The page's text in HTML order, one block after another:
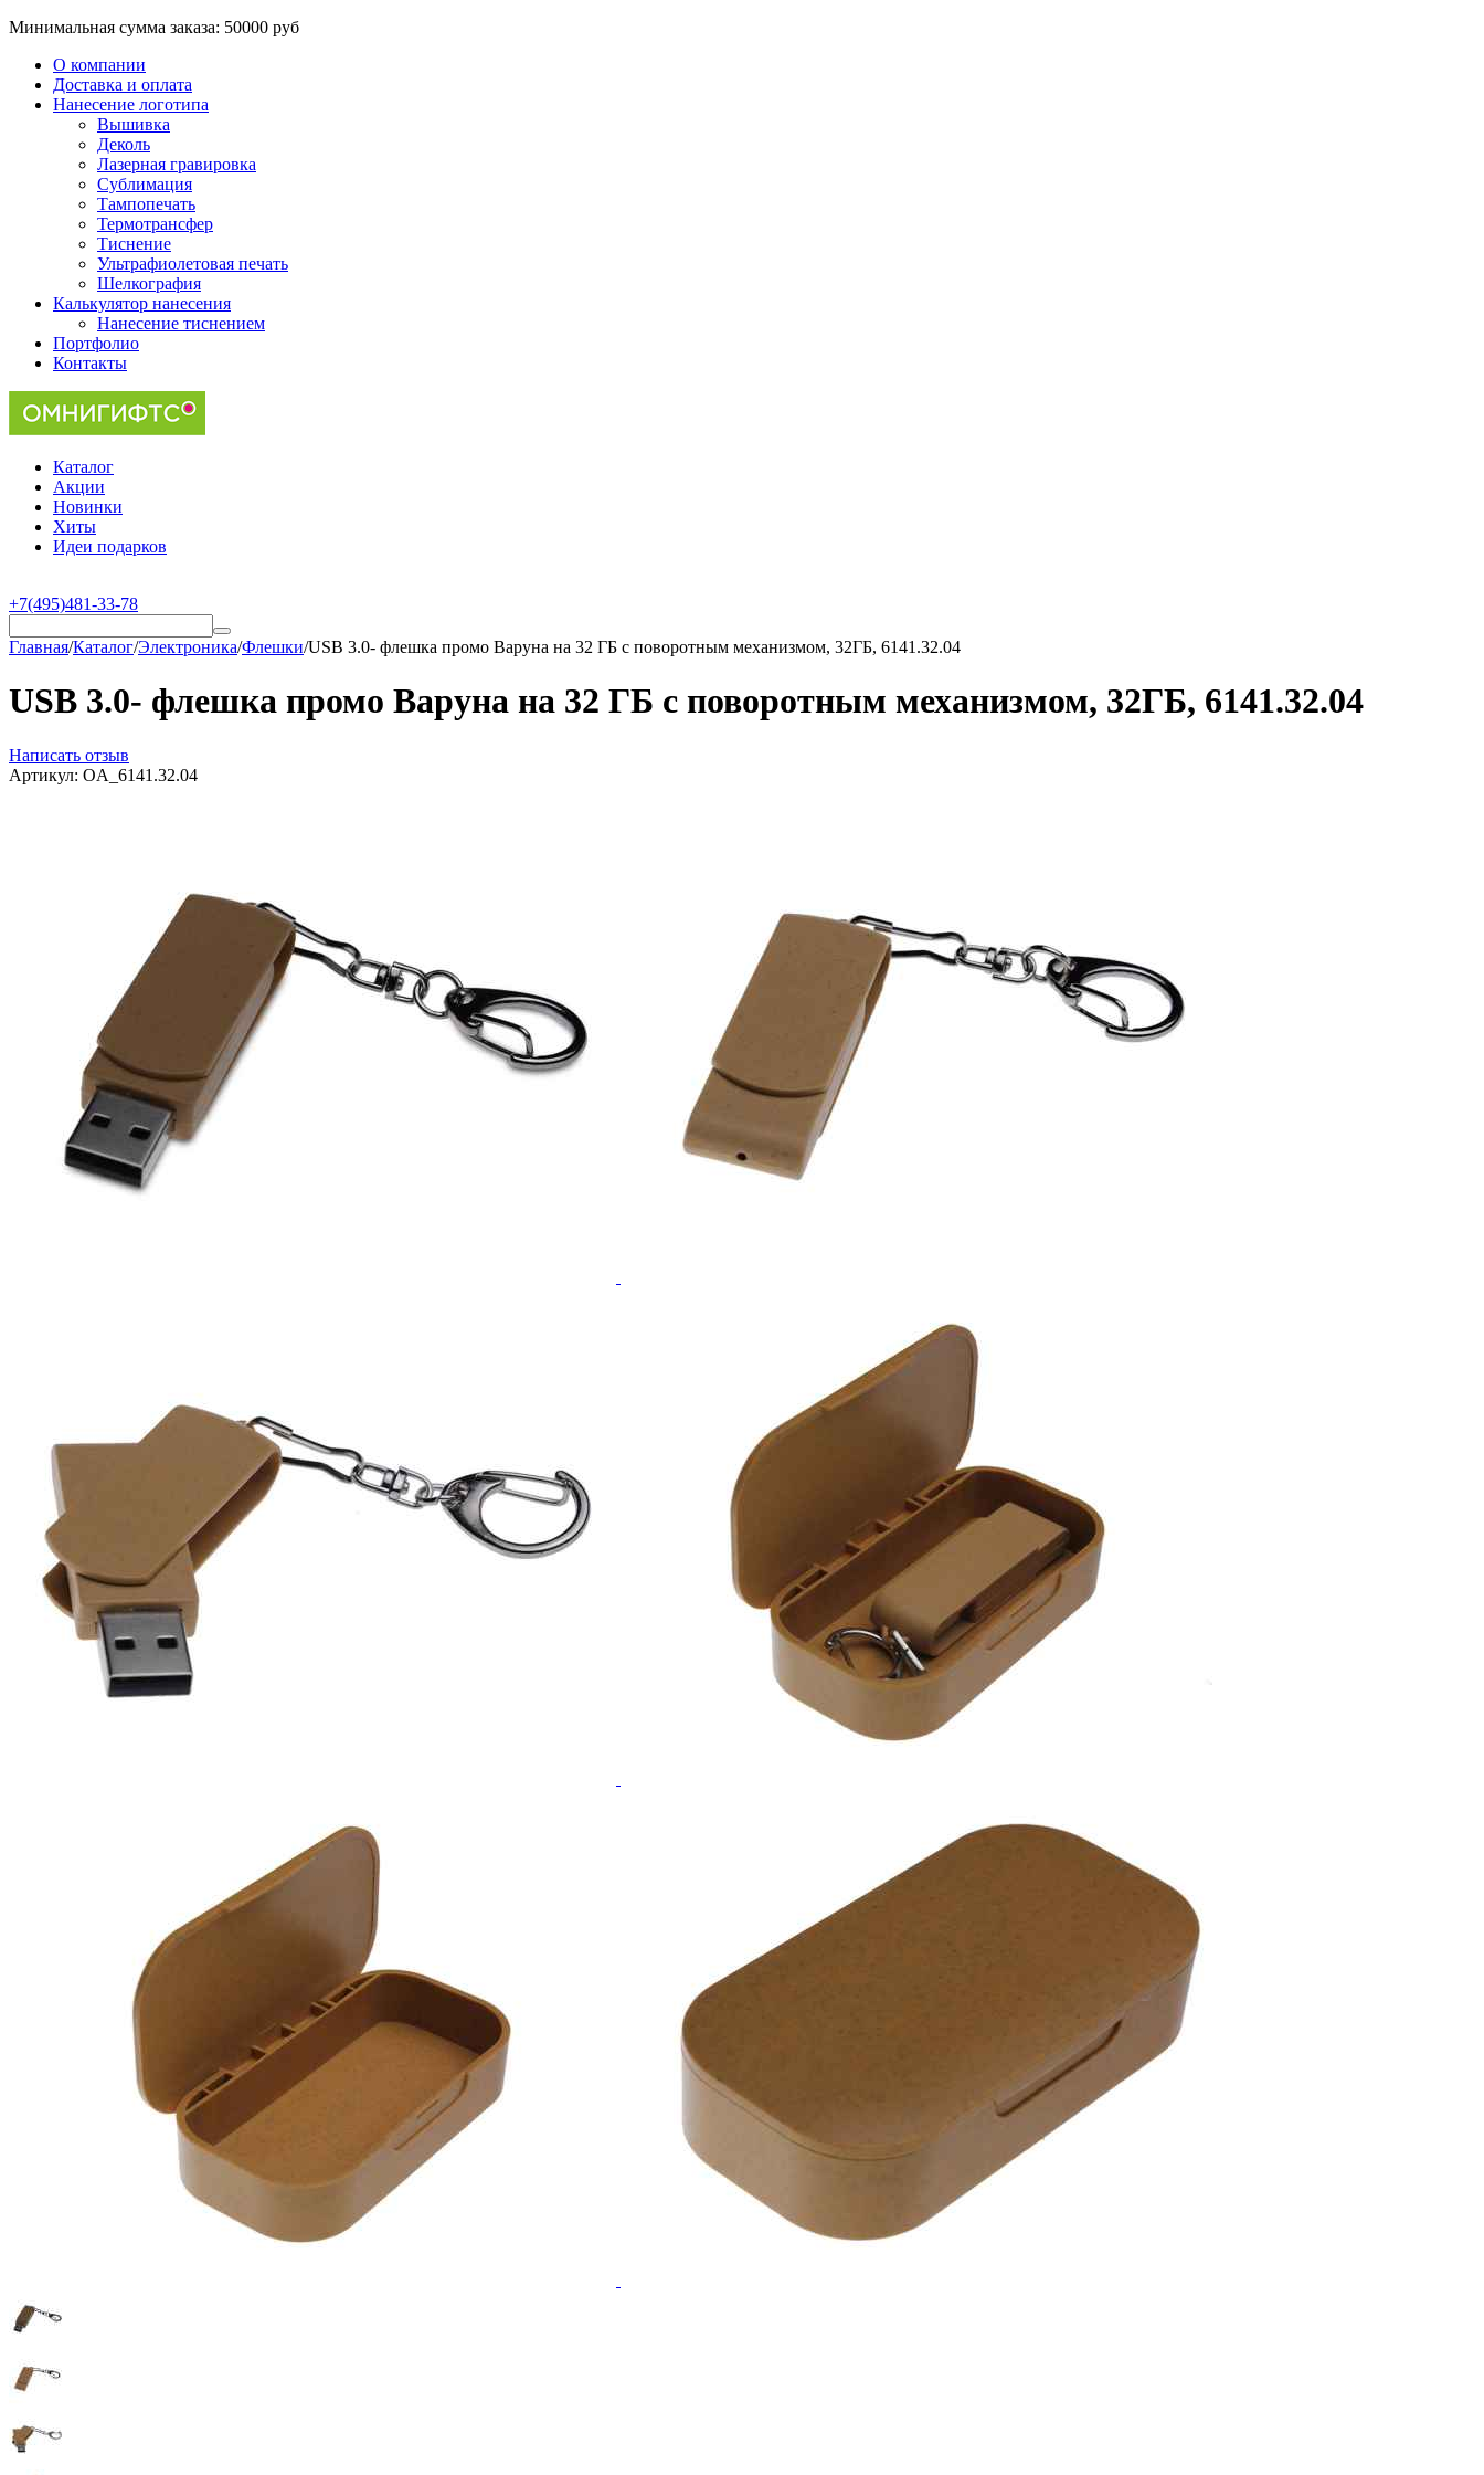
Минимальная сумма заказа: 50000 руб
О компании
Доставка и оплата
Нанесение логотипа
Вышивка
Деколь
Лазерная гравировка
Сублимация
Тампопечать
Термотрансфер
Тиснение
Ультрафиолетовая печать
Шелкография
Калькулятор нанесения
Нанесение тиснением
Портфолио
Контакты
Каталог
Акции
Новинки
Хиты
Идеи подарков
+7(495)481-33-78
Главная/Каталог/Электроника/Флешки/USB 3.0- флешка промо Варуна на 32 ГБ с поворотным механизмом, 32ГБ, 6141.32.04
USB 3.0- флешка промо Варуна на 32 ГБ с поворотным механизмом, 32ГБ, 6141.32.04
Написать отзыв
Артикул: OA_6141.32.04